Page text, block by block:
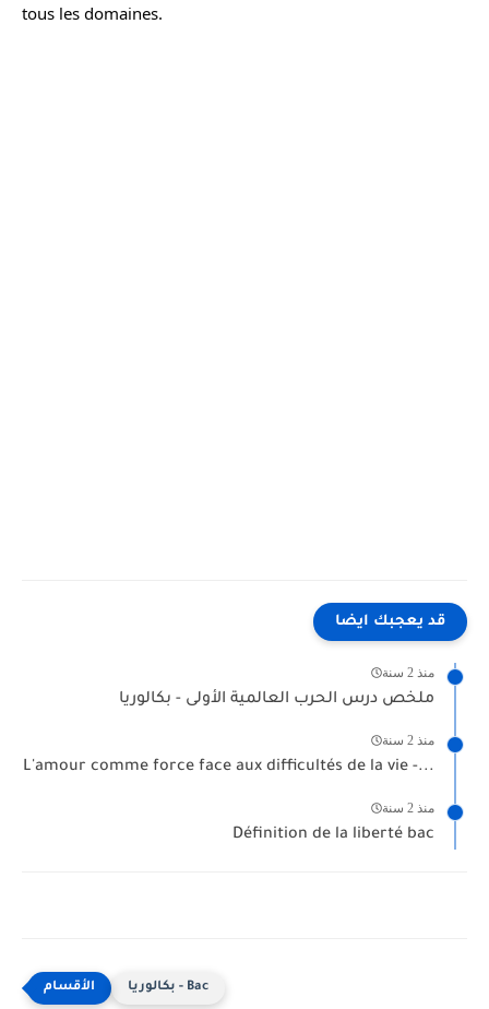
tous les domaines.
قد يعجبك ايضا
منذ 2 سنة
ملخص درس الحرب العالمية الأولى - بكالوريا
منذ 2 سنة
L'amour comme force face aux difficultés de la vie -...
منذ 2 سنة
Définition de la liberté bac
بكالوريا - Bac